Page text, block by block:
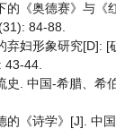
的《奥德赛》与《
84-88.
弃妇形象研究[D]: [
43-44.
史. 中国-希腊、希
的《诗学》[J]. 中